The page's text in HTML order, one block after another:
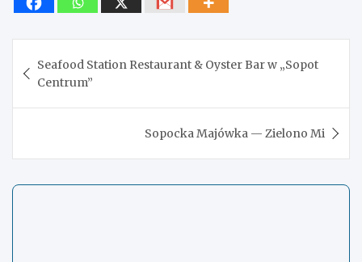
wpisu
Seafood Station Restaurant & Oyster Bar w „Sopot
Centrum”
Sopocka Majówka — Zielono Mi